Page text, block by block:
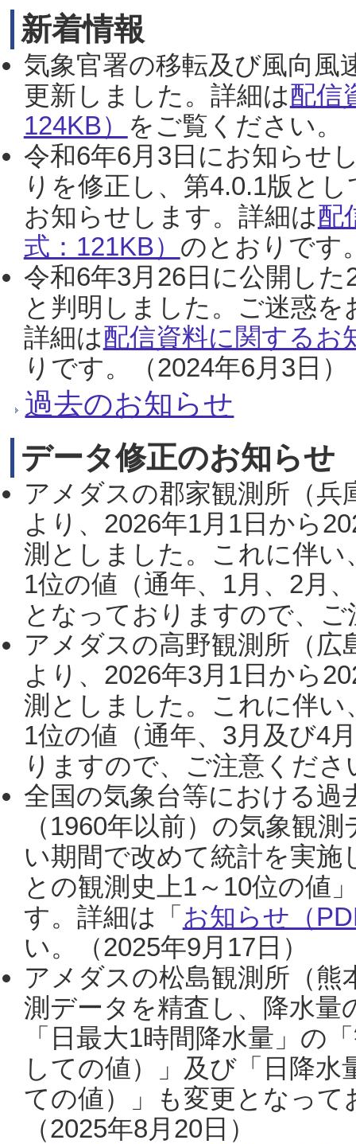
新着情報
気象官署の移転及び風向風
更新しました。詳細は配信
124KB） をご覧ください。
令和6年6月3日にお知らせ
りを修正し、第4.0.1版と
お知らせします。詳細は配
式：121KB） のとおりです
令和6年3月26日に公開し
と判明しました。ご迷惑
詳細は配信資料に関するお
りです。（2024年6月3日）
過去のお知らせ
データ修正のお知らせ
アメダスの郡家観測所（
より、2026年1月1日から
測としました。これに伴い
1位の値（通年、1月、2月
となっておりますので、
アメダスの高野観測所（
より、2026年3月1日から
測としました。これに伴い
1位の値（通年、3月及び4
りますので、ご注意くだ
全国の気象台等における過
（1960年以前）の気象観
い期間で改めて統計を実
との観測史上1～10位の値
す。詳細は「 お知らせ（
い。（2025年9月17日）
アメダスの松島観測所（熊
測データを精査し、降水
「日最大1時間降水量」の
しての値）」及び「日降
ての値）」も変更となっ
（2025年8月20日）